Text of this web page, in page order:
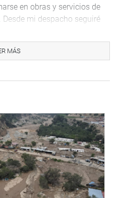
en obras y servicios de
mi despacho seguiré
nuestras autoridades mayor
la ejecución del gasto,”
locales y
cada sol del presupuesto
sostenible de Tacna y el
MÁS